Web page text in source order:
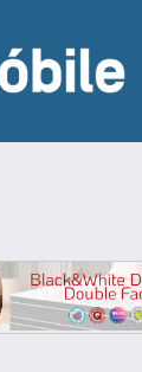
NOTÍCIAS